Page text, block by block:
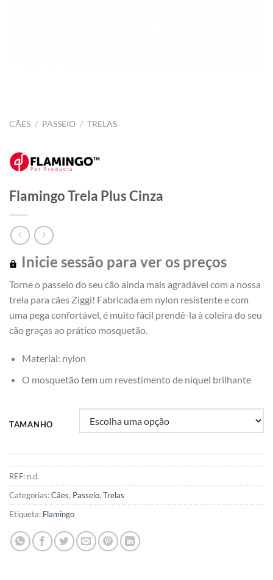
CÃES / PASSEIO / TRELAS
Flamingo Trela Plus Cinza
Inicie sessão para ver os preços
Torne o passeio do seu cão ainda mais agradável com a nossa
trela para cães Ziggi! Fabricada em nylon resistente e com
uma pega confortável, é muito fácil prendê-la à coleira do seu
cão graças ao prático mosquetão.
Material: nylon
O mosquetão tem um revestimento de níquel brilhante
TAMANHO
REF: n.d.
Categorias:Cães, Passeio, Trelas
Etiqueta: Flamingo